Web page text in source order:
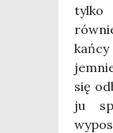
tyl­ko
się
ju